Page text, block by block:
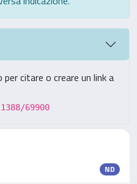
citare o creare un link a
69900
ND